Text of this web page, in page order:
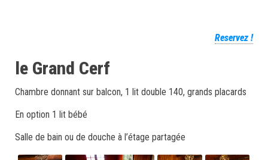
Reservez !
le Grand Cerf
Chambre donnant sur balcon, 1 lit double 140, grands placards
En option 1 lit bébé
Salle de bain ou de douche à l’étage partagée